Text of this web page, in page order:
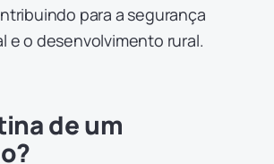
para a segurança
e o desenvolvimento rural.
de um